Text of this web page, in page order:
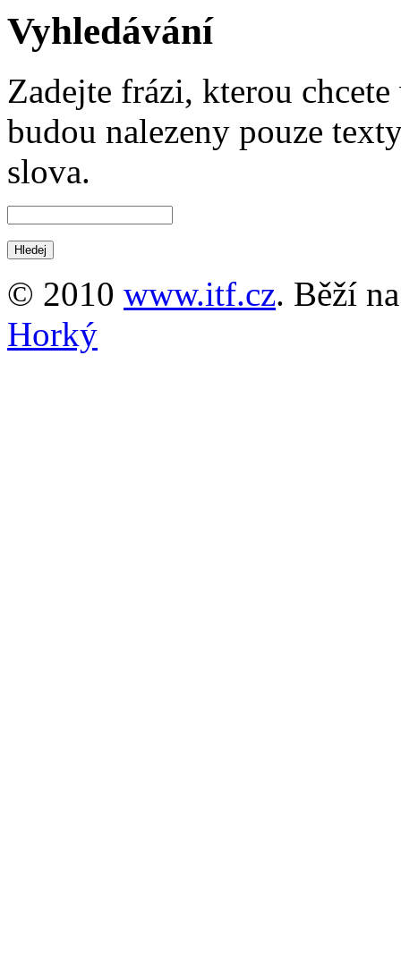
Vyhledávání
Zadejte frázi, kterou
budou nalezeny pouze
slova.
© 2010 www.itf.cz. Běží
Horký